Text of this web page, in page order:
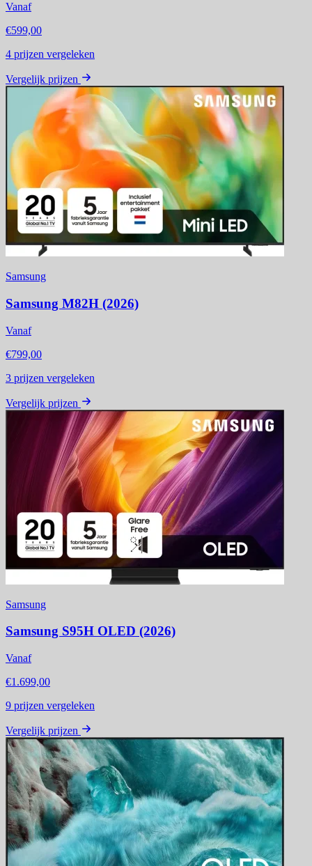
Vanaf
€599,00
4 prijzen vergeleken
Vergelijk prijzen
Samsung
Samsung M82H (2026)
Vanaf
€799,00
3 prijzen vergeleken
Vergelijk prijzen
Samsung
Samsung S95H OLED (2026)
Vanaf
€1.699,00
9 prijzen vergeleken
Vergelijk prijzen